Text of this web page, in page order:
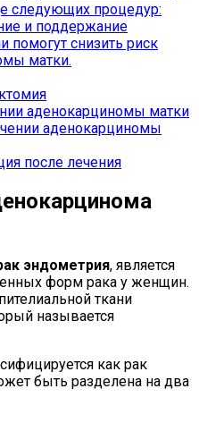
следующих процедур:
и поддержание
помогут снизить риск
матки.
аденокарциномы матки
аденокарциномы
после лечения
эндометрия, является
форм рака у женщин.
ткани
называется
как рак
быть разделена на два